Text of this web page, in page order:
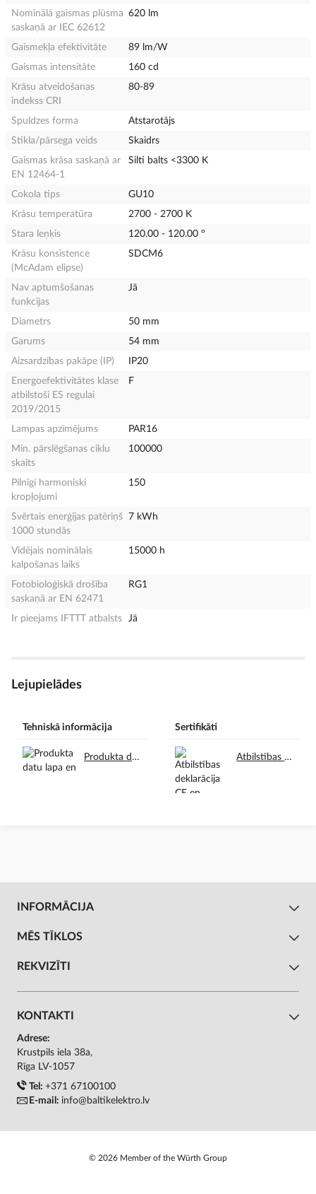
Nominālā gaismas plūsma
saskaņā ar IEC 62612
620 lm
Gaismekļa efektivitāte
89 lm/W
Gaismas intensitāte
160 cd
Krāsu atveidošanas
indekss CRI
80-89
Spuldzes forma
Atstarotājs
Stikla/pārsega veids
Skaidrs
Gaismas krāsa saskaņā ar
EN 12464-1
Silti balts <3300 K
Cokola tips
GU10
Krāsu temperatūra
2700 - 2700 K
Stara leņķis
120.00 - 120.00 °
Krāsu konsistence
(McAdam elipse)
SDCM6
Nav aptumšošanas
funkcijas
Jā
Diametrs
50 mm
Garums
54 mm
Aizsardzības pakāpe (IP)
IP20
Energoefektivitātes klase
atbilstoši ES regulai
2019/2015
F
Lampas apzīmējums
PAR16
Min. pārslēgšanas ciklu
skaits
100000
Pilnīgi harmoniski
kropļojumi
150
Svērtais enerģijas patēriņš
1000 stundās
7 kWh
Vidējais nominālais
kalpošanas laiks
15000 h
Fotobioloģiskā drošība
saskaņā ar EN 62471
RG1
Ir pieejams IFTTT atbalsts Jā
Lejupielādes
Tehniskā informācija
Produkta datu lapa en.pdf
Sertifikāti
Atbilstības deklarācija CE en.pdf
INFORMĀCIJA
MĒS TĪKLOS
REKVIZĪTI
KONTAKTI
Adrese:
Krustpils iela 38a,
Rīga LV-1057
Tel: +371 67100100
E-mail: info@baltikelektro.lv
© 2026 Member of the Würth Group